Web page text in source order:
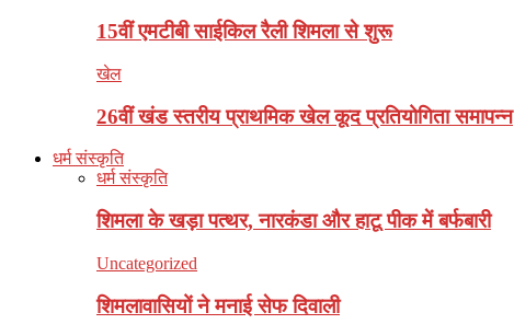
15वीं एमटीबी साईकिल रैली शिमला से शुरू
खेल
26वीं खंड स्तरीय प्राथमिक खेल कूद प्रतियोगिता समापन्न
धर्म संस्कृति
धर्म संस्कृति
शिमला के खड़ा पत्थर, नारकंडा और हाटू पीक में बर्फबारी
Uncategorized
शिमलावासियों ने मनाई सेफ दिवाली